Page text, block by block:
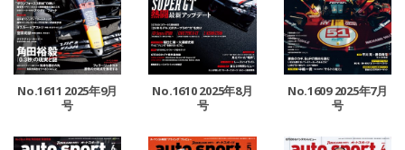
No.1611 2025年9月
号
No.1610 2025年8月
号
No.1609 2025年7月
号